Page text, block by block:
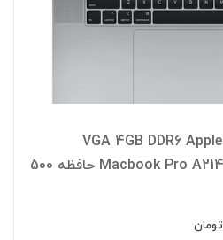
لپ تاپ اپل مک بوک پرو VGA 4GB DDR6 Apple
Macbook Pro A2141 2019 CORE i9 RAM 32 حافظه 500
تومان